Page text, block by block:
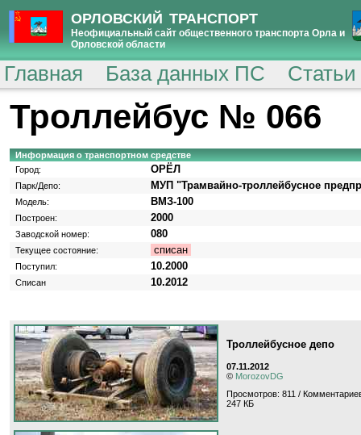
ОРЛОВСКИЙ ТРАНСПОРТ
Неофициальный сайт общественного транспорта Орла и
Орловской области
Главная База данных ПС
Троллейбус № 066
Информация о транспортном средстве
Город:
ОРЁЛ
Парк/Депо: МУП "Трамвайно-троллейбусное
Модель: ВМЗ-100
Построен: 2000
Заводской номер: 080
Текущее состояние: списан
Поступил: 10.2000
Списан 10.2012
Троллейбусное депо
07.11.2012
© MorozovDG
Просмотров: 811 /
247 КБ